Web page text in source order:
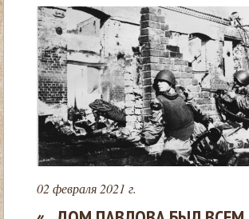
д
е
с
ь
02 февраля 2021 г.